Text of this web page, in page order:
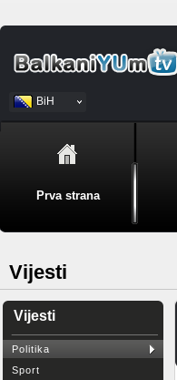
BiH
Srpski
Prva strana
Vijesti
Vijesti
Politika
Sport